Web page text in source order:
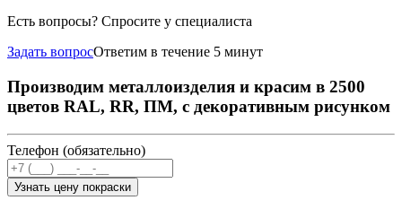
Есть вопросы? Спросите у специалиста
Задать вопросОтветим в течение 5 минут
Производим металлоизделия и красим в 2500
цветов RAL, RR, ПМ, с декоративным рисунком
Телефон (обязательно)
Узнать цену покраски